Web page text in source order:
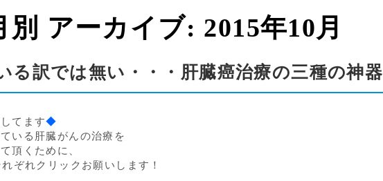
別 アーカイブ: 2015年10月
る訳では無い・・・肝臓癌治療の三種の神器
てます◆
いる肝臓がんの治療を
頂くために、
ぞれクリックお願いします！